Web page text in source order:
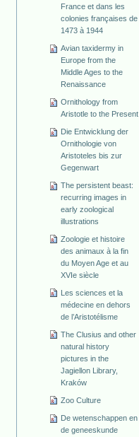
France et dans les
colonies françaises de
1473 à 1944
Avian taxidermy in
Europe from the
Middle Ages to the
Renaissance
Ornithology from
Aristotle to the Present
Die Entwicklung der
Ornithologie von
Aristoteles bis zur
Gegenwart
The persistent beast:
recurring images in
early zoological
illustrations
Zoologie et histoire
des animaux à la fin
du Moyen Age et au
XVIe siècle
Les sciences et la
médecine en dehors
de l’Aristotélisme
The Clusius and other
natural history
pictures in the
Jagiellon Library,
Kraków
Zoo Culture
De wetenschappen en
de geneeskunde